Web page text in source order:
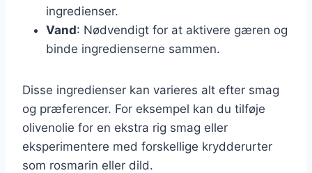
ingredienser.
Vand: Nødvendigt for at aktivere gæren og
binde ingredienserne sammen.
Disse ingredienser kan varieres alt efter smag
og præferencer. For eksempel kan du tilføje
olivenolie for en ekstra rig smag eller
eksperimentere med forskellige krydderurter
som rosmarin eller dild.